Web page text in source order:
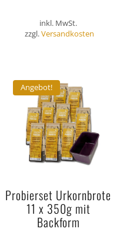
inkl. MwSt.
zzgl.Versandkosten
Angebot!
Probierset Urkornbrote
11 x 350g mit
Backform